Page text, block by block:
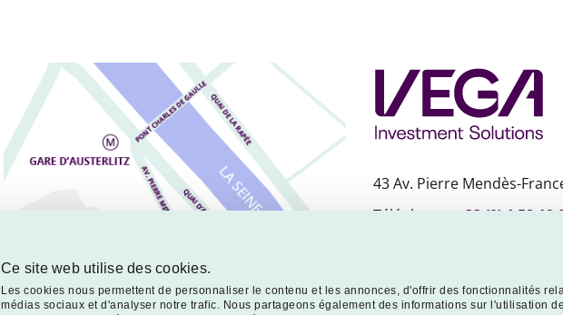
Ce site web utilise des cookies.
Les cookies nous permettent de personnaliser le contenu et les annonces, d'offrir des fonctionnalités
médias sociaux et d'analyser notre trafic. Nous partageons également des informations sur l'utilisation
43 Av. Pierre Mendès-
Téléphone :
+33 (0) 1 58 19